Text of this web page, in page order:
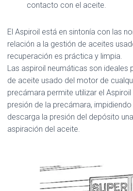
contacto con el aceite.
El Aspiroil está en sintonía con las
relación a la gestión de aceites
recuperación es práctica y limpia.
Las aspiroil neumáticas son ideales
de aceite usado del motor de
precámara permite utilizar el
presión de la precámara,
descarga la presión del depósito
aspiración del aceite.